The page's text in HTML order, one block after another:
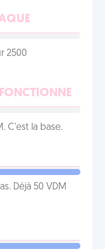
2500
C'est la base.
Déjà 50 VDM